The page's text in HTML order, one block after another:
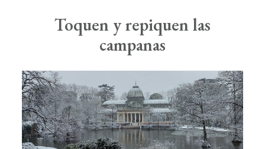
Actualidad
Info útil
Boletín de Noticias
Contacto
Toquen y repiquen las
campanas